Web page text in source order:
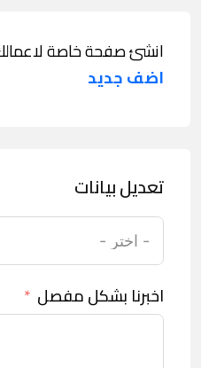
انشئ صفحة خاصة لاعمالك
اضف جديد
تعديل بيانات
اخبرنا بشكل مفصل